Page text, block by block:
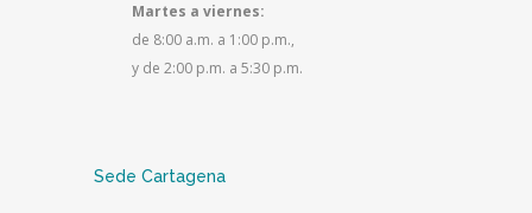
Martes a viernes:
de 8:00 a.m. a 1:00 p.m.,
y de 2:00 p.m. a 5:30 p.m.
Sede Cartagena